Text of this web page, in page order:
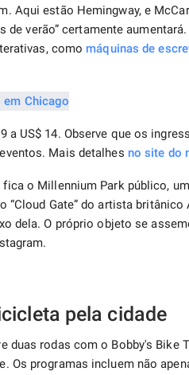
Aqui estão Hemingway, e
verão” certamente
como máquinas de
a US$ 14. Observe que os
Mais detalhes no site do
o Millennium Park público,
“Cloud Gate” do artista
dela. O próprio objeto se
pela cidade
duas rodas com o Bobby's Bike
Os programas incluem não